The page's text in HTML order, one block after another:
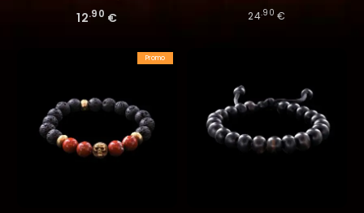
12.90 €
24.90 €
Promo